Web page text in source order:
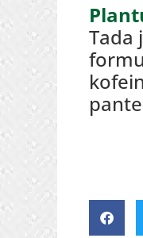
Tada